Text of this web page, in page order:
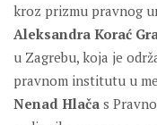
kroz prizmu pravnog
Aleksandra Korać
u Zagrebu, koja je
pravnom institutu u
Nenad Hlača s